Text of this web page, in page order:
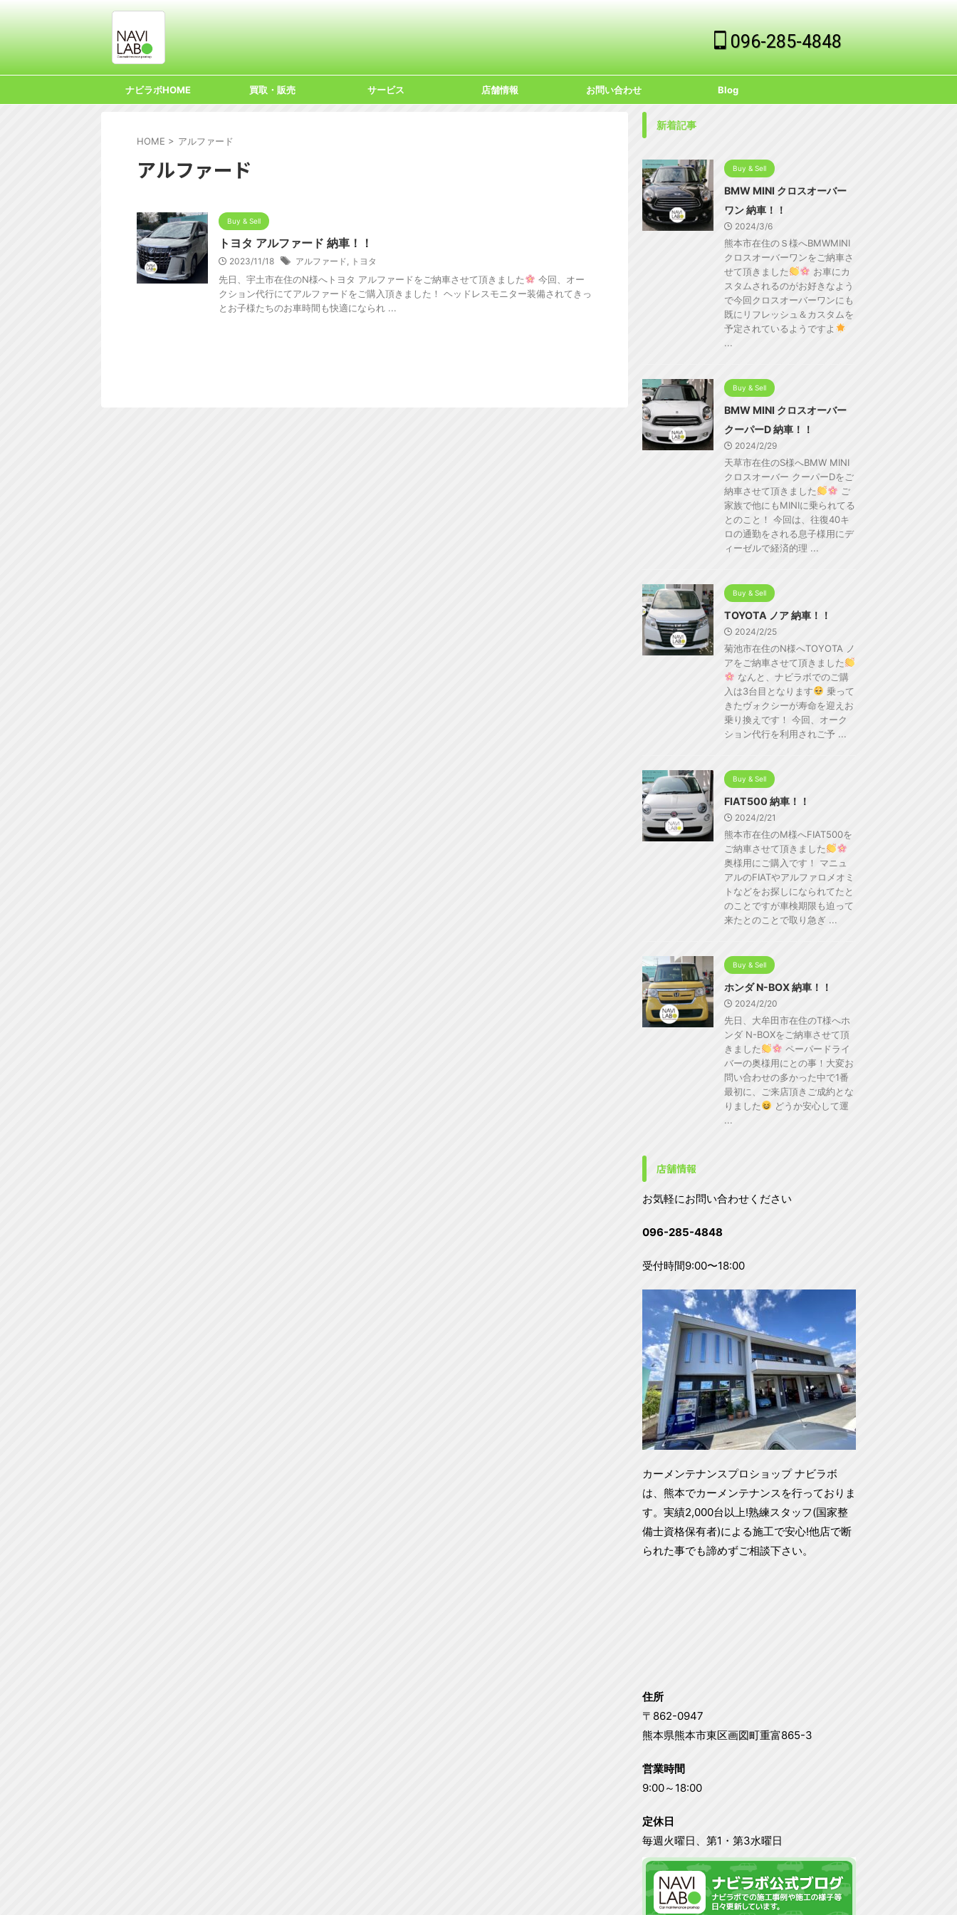
096-285-4848
ナビラボHOME 買取・販売 サービス 店舗情報 お問い合わせ Blog
HOME > アルファード
アルファード
Buy & Sell
トヨタ アルファード 納車！！
2023/11/18 アルファード, トヨタ
先日、宇土市在住のN様へトヨタ アルファードをご納車させて頂きました
今回、オー
クション代行にてアルファードをご購入頂きました！ ヘッドレスモニター装備されてきっ
とお子様たちのお車時間も快適になられ ...
新着記事
Buy & Sell
BMW MINI クロスオーバー
ワン 納車！！
2024/3/6
熊本市在住のＳ様へBMWMINI
クロスオーバーワンをご納車さ
せて頂きました
お車にカ
スタムされるのがお好きなよう
で今回クロスオーバーワンにも
既にリフレッシュ＆カスタムを
予定されているようですよ
...
Buy & Sell
BMW MINI クロスオーバー
クーパーD 納車！！
2024/2/29
天草市在住のS様へBMW MINI
クロスオーバー クーパーDをご
納車させて頂きました
ご
家族で他にもMINIに乗られてる
とのこと！ 今回は、往復40キ
ロの通勤をされる息子様用にデ
ィーゼルで経済的理 ...
Buy & Sell
TOYOTA ノア 納車！！
2024/2/25
菊池市在住のN様へTOYOTA ノ
アをご納車させて頂きました
なんと、ナビラボでのご購
入は3台目となります
乗って
きたヴォクシーが寿命を迎えお
乗り換えです！ 今回、オーク
ション代行を利用されご予 ...
Buy & Sell
FIAT500 納車！！
2024/2/21
熊本市在住のM様へFIAT500を
ご納車させて頂きました
奥様用にご購入です！ マニュ
アルのFIATやアルファロメオミ
トなどをお探しになられてたと
のことですが車検期限も迫って
来たとのことで取り急ぎ ...
Buy & Sell
ホンダ N-BOX 納車！！
2024/2/20
先日、大牟田市在住のT様へホ
ンダ N-BOXをご納車させて頂
きました
ペーパードライ
バーの奥様用にとの事！大変お
問い合わせの多かった中で1番
最初に、ご来店頂きご成約とな
りました
どうか安心して運
...
店舗情報
お気軽にお問い合わせください
096-285-4848
受付時間9:00〜18:00
カーメンテナンスプロショップ ナビラボ
は、熊本でカーメンテナンスを行っておりま
す。実績2,000台以上!熟練スタッフ(国家整
備士資格保有者)による施工で安心!他店で断
られた事でも諦めずご相談下さい。
住所
〒862-0947
熊本県熊本市東区画図町重富865-3
営業時間
9:00～18:00
定休日
毎週火曜日、第1・第3水曜日